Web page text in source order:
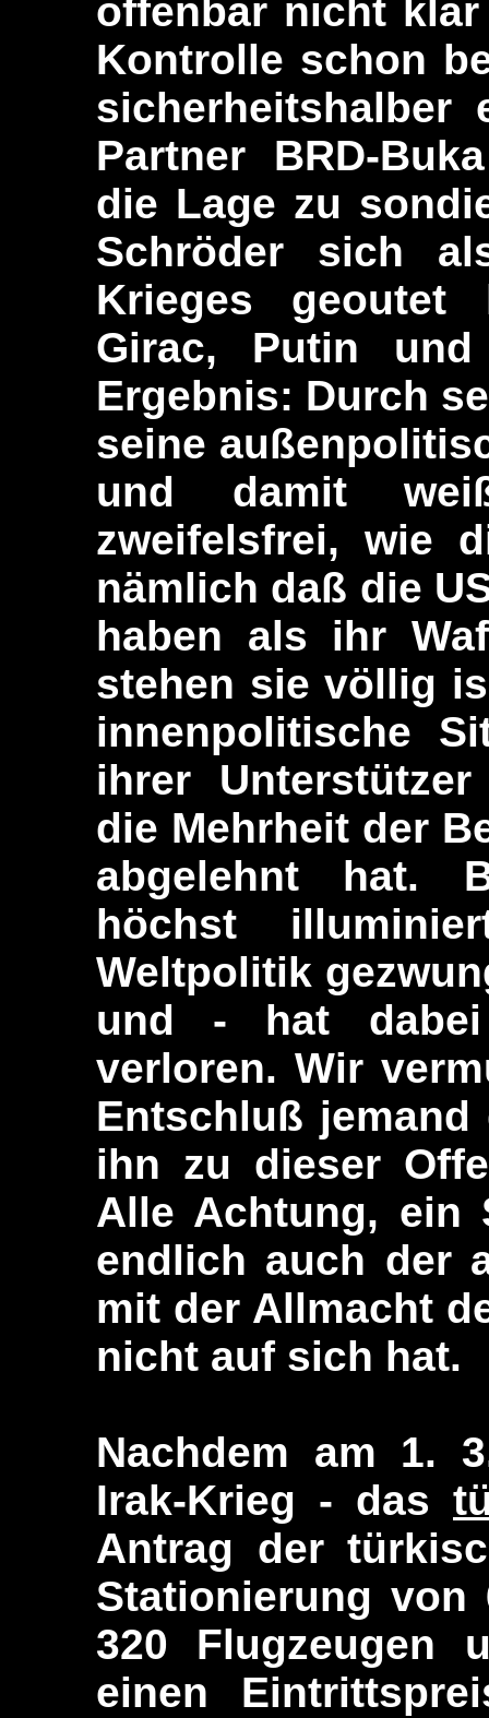
offenbar nicht
Kontrolle schon
sicherheitshalber
Partner BRD-
die Lage zu
Schröder sich
Krieges geoutet
Girac, Putin
Ergebnis: Durch
seine
und damit
zweifelsfrei, wie
nämlich daß die
haben als ihr
stehen sie völlig
innenpolitische
ihrer
die Mehrheit der
abgelehnt hat.
höchst
Weltpolitik
und - hat dabei
verloren. Wir
Entschluß
ihn zu dieser
Alle Achtung, ein
endlich auch der
mit der Allmacht
nicht auf sich hat.
Nachdem am 1.
Irak-Krieg - das
Antrag der
Stationierung von
320 Flugzeugen
einen